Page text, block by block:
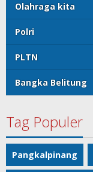
Olahraga kita
Polri
PLTN
Bangka Belitung
Tag Populer
Pangkalpinang